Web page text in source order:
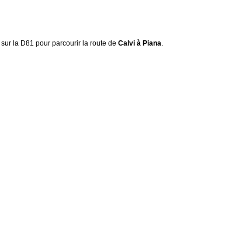
la D81 pour parcourir la route de Calvi à Piana.